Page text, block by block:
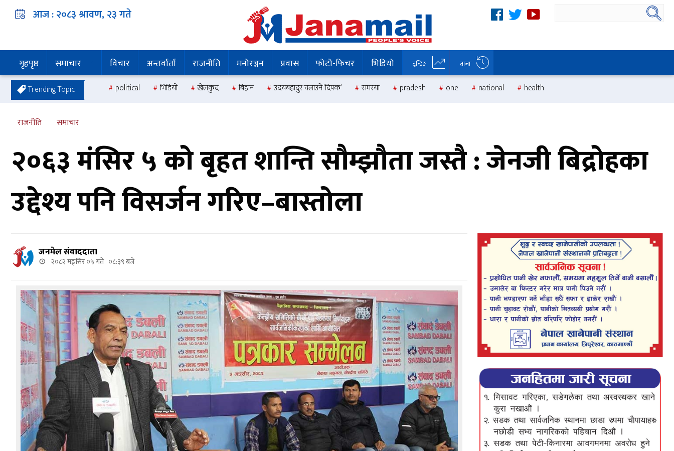
आज :२०८३ श्रावण, २३गते
गृहपृष्ठ समाचार विचार अन्तर्वार्ता राजनीति मनोरञ्जन प्रवास फोटो-फिचर भिडियो ट्रन्डिङ ताजा
Trending Topic political भिडियो खेलकुद बिहान उदयबहादुर चलाउने ‘दिपक’ समस्या pradesh one national health
राजनीति समाचार
२०६३ मंसिर ५ को बृहत शान्ति सौम्झौता जस्तै : जेनजी बिद्रोहका
उद्देश्य पनि विसर्जन गरिए–बास्तोला
जनमेल संवाददाता
२०८२ मङ्सिर ०५ गते ०८:३९ बजे